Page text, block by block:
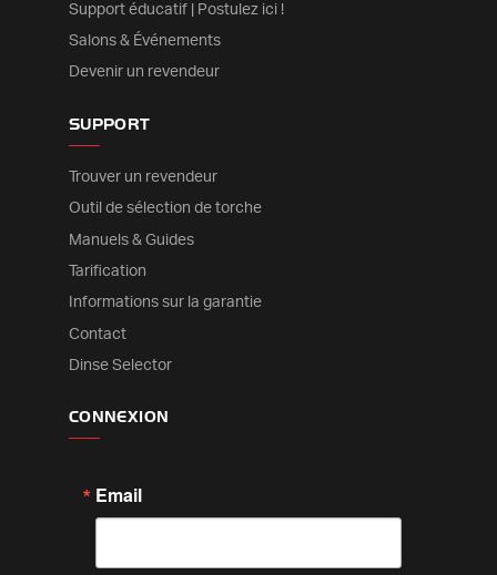
Support éducatif | Postulez ici !
Salons & Événements
Devenir un revendeur
SUPPORT
Trouver un revendeur
Outil de sélection de torche
Manuels & Guides
Tarification
Informations sur la garantie
Contact
Dinse Selector
CONNEXION
Email